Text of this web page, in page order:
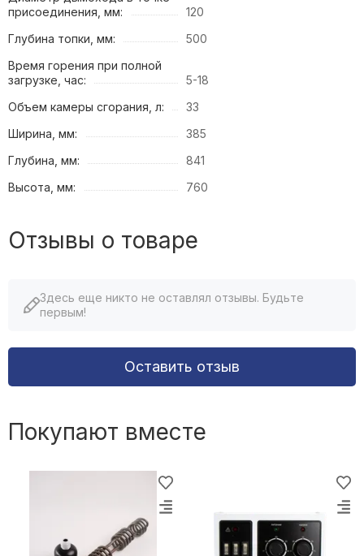
присоединения, мм:
120
Глубина топки, мм:
500
Время горения при полной
загрузке, час:
5-18
Объем камеры сгорания, л:
33
Ширина, мм:
385
Глубина, мм:
841
Высота, мм:
760
Отзывы о товаре
Здесь еще никто не оставлял отзывы. Будьте
первым!
Оставить отзыв
Покупают вместе